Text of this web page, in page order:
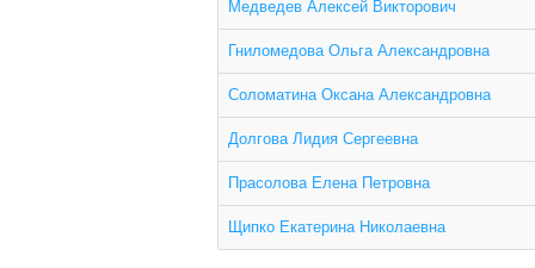
Медведев Алексей Викторович
Гниломедова Ольга Александровна
Соломатина Оксана Александровна
Долгова Лидия Сергеевна
Прасолова Елена Петровна
Щипко Екатерина Николаевна